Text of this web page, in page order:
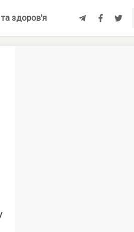
здоров'я